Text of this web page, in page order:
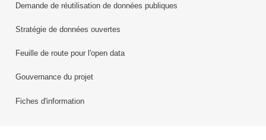
Demande de réutilisation de données publiques
Stratégie de données ouvertes
Feuille de route pour l'open data
Gouvernance du projet
Fiches d'information